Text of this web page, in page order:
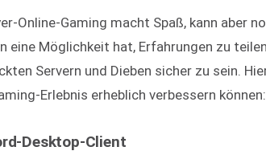
Online-Gaming macht Spaß, kann aber
eine Möglichkeit hat, Erfahrungen zu
Servern und Dieben sicher zu sein.
Erlebnis erheblich verbessern können:
Desktop-Client